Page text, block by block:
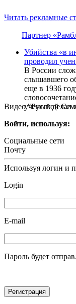
Видео "Русской
Читать рекламные
Партнер
Убийства «в
проводил
В России
слышавшего
еще в 1936
ученый делал
Войти, используя:
Социальные сети
Почту
Используя логин и
Login
E-mail
Пароль будет